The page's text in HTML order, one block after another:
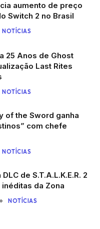
aumento de preço
Switch 2 no Brasil
NOTÍCIAS
25 Anos de Ghost
Last Rites
NOTÍCIAS
of the Sword ganha
com chefe
NOTÍCIAS
de S.T.A.L.K.E.R. 2
da Zona
NOTÍCIAS